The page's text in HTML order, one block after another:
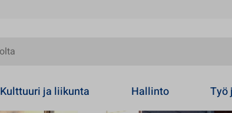
Kulttuuri ja liikunta Hallinto Työ